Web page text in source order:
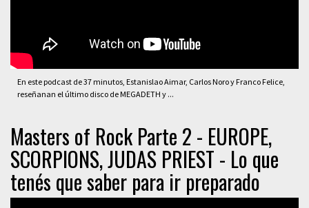
En este podcast de 37 minutos, Estanislao Aimar, Carlos Noro y Franco Felice,
reseñanan el último disco de MEGADETH y ...
Masters of Rock Parte 2 - EUROPE,
SCORPIONS, JUDAS PRIEST - Lo que
tenés que saber para ir preparado